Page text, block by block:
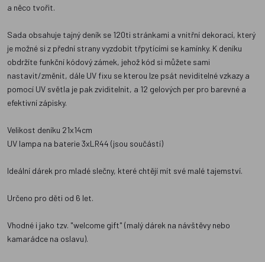
a něco tvořit.
Sada obsahuje tajný deník se 120ti stránkami a vnitřní dekorací, který
je možné si z přední strany vyzdobit třpytícími se kamínky. K deníku
obdržíte funkční kódový zámek, jehož kód si můžete sami
nastavit/změnit, dále UV fixu se kterou lze psát neviditelné vzkazy a
pomocí UV světla je pak zviditelnit, a 12 gelových per pro barevné a
efektivní zápisky.
Velikost deníku 21x14cm
UV lampa na baterie 3xLR44 (jsou součástí)
Ideální dárek pro mladé slečny, které chtějí mít své malé tajemství.
Určeno pro děti od 6 let.
Vhodné i jako tzv. "welcome gift" (malý dárek na návštěvy nebo
kamarádce na oslavu).